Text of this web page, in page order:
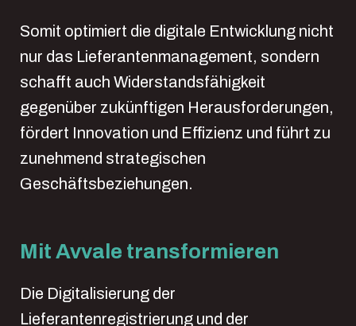
Somit optimiert die digitale Entwicklung nicht
nur das Lieferantenmanagement, sondern
schafft auch Widerstandsfähigkeit
gegenüber zukünftigen Herausforderungen,
fördert Innovation und Effizienz und führt zu
zunehmend strategischen
Geschäftsbeziehungen.
Mit Avvale transformieren
Die Digitalisierung der
Lieferantenregistrierung und der